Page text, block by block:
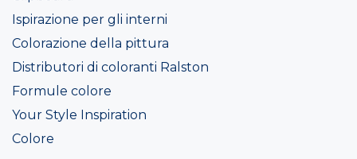
Ispirazione per gli interni
Colorazione della pittura
Distributori di coloranti Ralston
Formule colore
Your Style Inspiration
Colore